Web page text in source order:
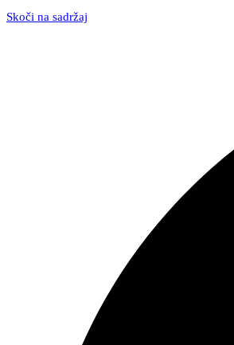
Skoči na sadržaj